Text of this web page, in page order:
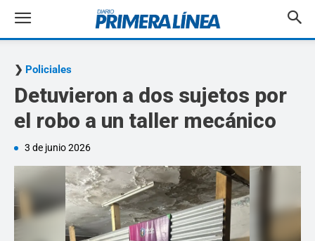
Policiales
Detuvieron a dos sujetos por
el robo a un taller mecánico
3 de junio 2026